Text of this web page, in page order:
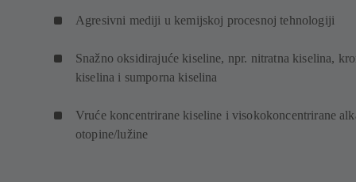
Agresivni mediji u kemijskoj procesnoj tehnologiji
Snažno oksidirajuće kiseline, npr. nitratna kiselina,
kiselina i sumporna kiselina
Vruće koncentrirane kiseline i visokokoncentrirane
otopine/lužine